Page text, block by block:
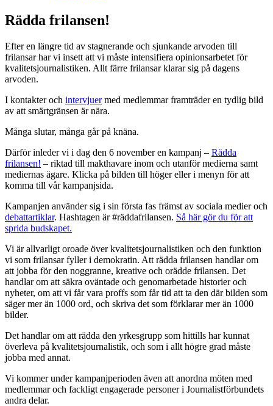
Rädda frilansen!
Efter en längre tid av stagnerande och sjunkande arvoden till
frilansar har vi insett att vi måste intensifiera opinionsarbetet för
kvalitetsjournalistiken. Allt färre frilansar klarar sig på dagens
arvoden.
I kontakter och intervjuermed medlemmar framträder en tydlig bild
av att smärtgränsen är nära.
Många slutar, många går på knäna.
Därför inleder vi i dag den 6 november en kampanj – Rädda
frilansen! – riktad till makthavare inom och utanför medierna samt
mediernas ägare. Klicka på bilden till höger eller i menyn för att
komma till vår kampanjsida.
Kampanjen använder sig i sin första fas främst av sociala medier och
debattartiklar. Hashtagen är #räddafrilansen. Så här gör du för att
sprida budskapet.
Vi är allvarligt oroade över kvalitetsjournalistiken och den funktion
vi som frilansar fyller i demokratin. Att rädda frilansen handlar om
att jobba för den noggranne, kreative och orädde frilansen. Det
handlar om att säkra oväntade och genomarbetade historier och
nyheter, om att vi får vara proffs som får tid att ta den där bilden som
säger mer än 1000 ord, och skriva det som förklarar mer än 1000
bilder.
Det handlar om att rädda den yrkesgrupp som hittills har kunnat
överleva på kvalitetsjournalistik, och som i allt högre grad måste
jobba med annat.
Vi kommer under kampanjperioden även att anordna möten med
medlemmar och fackligt engagerade personer i Journalistförbundets
andra delar.